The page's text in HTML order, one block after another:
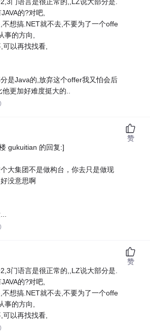
门语言是很正常的,,LZ说大部分是.
的?对吧,
不想搞.NET就不去,不要为了一个offe
事的方向,
可以再找找看,
是Java的,放弃这个offer我又怕会后
更加好难度挺大的..
gukuitian 的回复:]
大集团不是做构台，你去只是做现
没意思啊
赞
门语言是很正常的,,LZ说大部分是.
的?对吧,
不想搞.NET就不去,不要为了一个offe
事的方向,
可以再找找看,
赞